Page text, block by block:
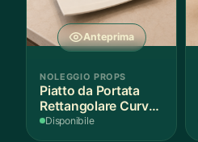
Anteprima
NOLEGGIO PROPS
Piatto da Portata
Rettangolare Curvo
Bianco
Disponibile